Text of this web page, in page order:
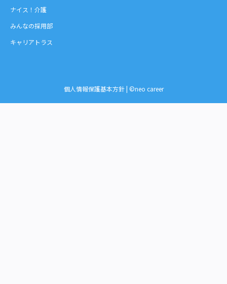
ナイス！介護
みんなの採用部
キャリアトラス
個人情報保護基本方針| ©neo career